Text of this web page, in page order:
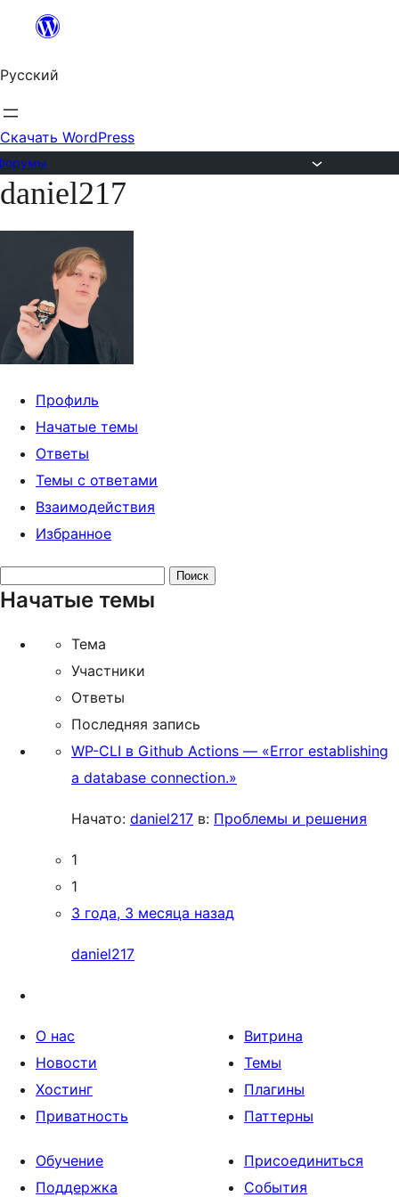
Перейти
содержимому
Русский
Скачать WordPress
Перейти
daniel217
Профиль
Начатые темы
Ответы
Темы с ответами
Взаимодействия
Избранное
тем:
Начатые темы
Тема
Участники
Ответы
Последняя запись
WP-CLI в Github Actions — «Error establishing
a database connection.»
Начато: daniel217 в: Проблемы и решения
1
1
3 года, 3 месяца назад
daniel217
О нас
Новости
Хостинг
Приватность
Витрина
Темы
Плагины
Паттерны
Обучение
Поддержка
Присоединиться
События